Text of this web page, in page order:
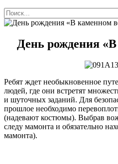
День рождения
Ребят ждет необыкновенное
людей, где они встретят
и шуточных заданий. Для
прошлое необходимо
(надевают костюмы). Выбрав
следу мамонта и обязательно
мамонта).